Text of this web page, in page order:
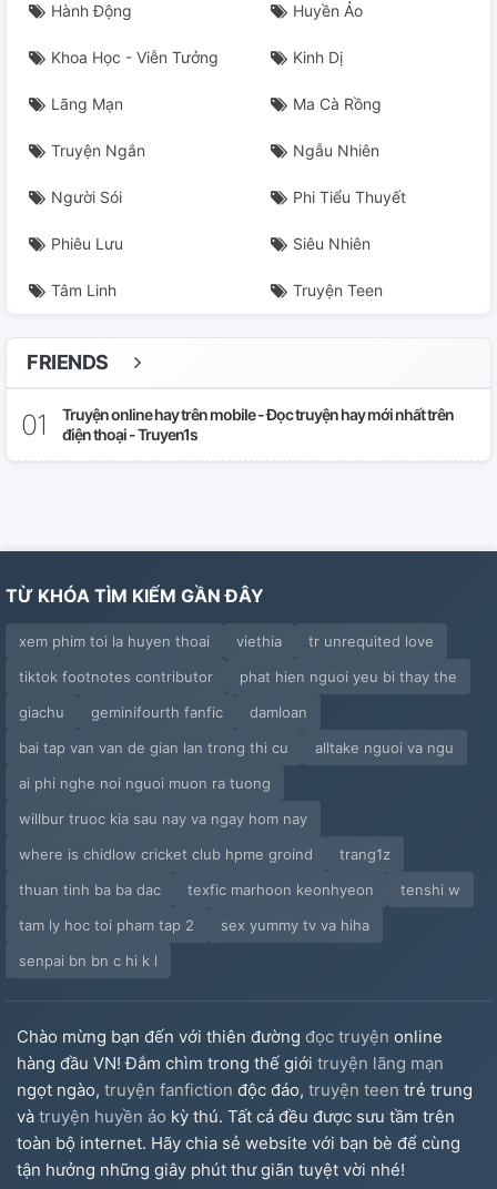
Hành Động Huyền Ảo
Khoa Học - Viễn Tưởng Kinh Dị
Lãng Mạn Ma Cà Rồng
Truyện Ngắn Ngẫu Nhiên
Người Sói Phi Tiểu Thuyết
Phiêu Lưu Siêu Nhiên
Tâm Linh Truyện Teen
FRIENDS
Truyện online hay trên mobile - Đọc truyện hay mới nhất trên
điện thoại - Truyen1s
TỪ KHÓA TÌM KIẾM GẦN ĐÂY
xem phim toi la huyen thoai viethia
tr unrequited love
tiktok footnotes contributor
phat hien nguoi yeu bi thay the
giachu
geminifourth fanfic
damloan
bai tap van van de gian lan trong thi cu
alltake nguoi va ngu
ai phi nghe noi nguoi muon ra tuong
willbur truoc kia sau nay va ngay hom nay
where is chidlow cricket club hpme groind
trang1z
thuan tinh ba ba dac
texfic marhoon keonhyeon
tenshi w
tam ly hoc toi pham tap 2
sex yummy tv va hiha
senpai bn bn c hi k l
Chào mừng bạn đến với thiên đường đọc truyện online
hàng đầu VN! Đắm chìm trong thế giới truyện lãng mạn
ngọt ngào, truyện fanfiction độc đáo, truyện teen trẻ trung
và truyện huyền ảo kỳ thú. Tất cả đều được sưu tầm trên
toàn bộ internet. Hãy chia sẻ website với bạn bè để cùng
tận hưởng những giây phút thư giãn tuyệt vời nhé!